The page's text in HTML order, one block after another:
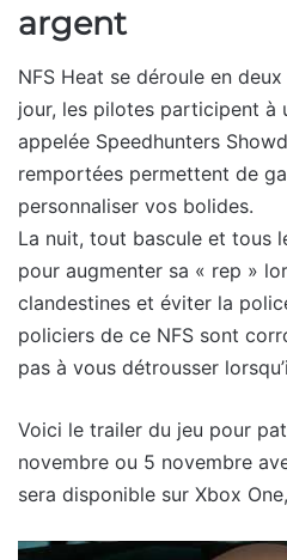
argent
NFS Heat se déroule en
jour, les pilotes participent
appelée Speedhunters
remportées permettent de
personnaliser vos bolides.
La nuit, tout bascule et tous
pour augmenter sa « rep »
clandestines et éviter la
policiers de ce NFS sont
pas à vous détrousser
Voici le trailer du jeu pour
novembre ou 5 novembre
sera disponible sur Xbox